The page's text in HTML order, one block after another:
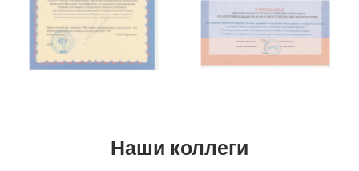
Наши коллеги